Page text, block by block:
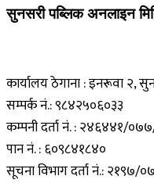
सुनसरी पब्लिक अनलाइन
कार्यालय ठेगाना : इनरूवा २,
सम्पर्क नं.: ९८४२५०६०३३
कम्पनी दर्ता नं. : २४६४४१/
पान नं. : ६०९८४१८४०
सूचना विभाग दर्ता नं.: २१९७/